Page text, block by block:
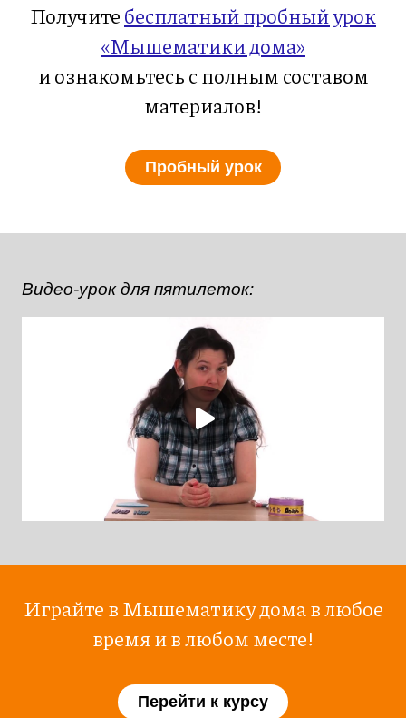
Получитебесплатный пробный урок
«Мышематики дома»
и ознакомьтесь с полным составом
материалов!
Пробный урок
Видео-урок для пятилеток:
Играйте в Мышематику дома в любое
время и в любом месте!
Перейти к курсу